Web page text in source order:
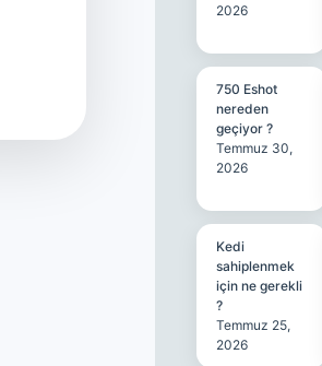
2026
750 Eshot
nereden
geçiyor ?
Temmuz 30,
2026
Kedi
sahiplenmek
için ne gerekli
?
Temmuz 25,
2026